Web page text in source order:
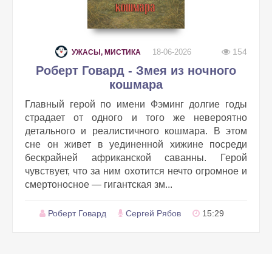
УЖАСЫ, МИСТИКА 18-06-2026 154
Роберт Говард - Змея из ночного
кошмара
Главный герой по имени Фэминг долгие годы
страдает от одного и того же невероятно
детального и реалистичного кошмара. В этом
сне он живет в уединенной хижине посреди
бескрайней африканской саванны. Герой
чувствует, что за ним охотится нечто огромное и
смертоносное — гигантская зм...
Роберт Говард Сергей Рябов 15:29